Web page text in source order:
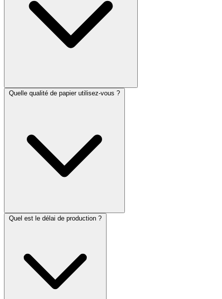
Quelle qualité de papier utilisez-vous ?
Quel est le délai de production ?